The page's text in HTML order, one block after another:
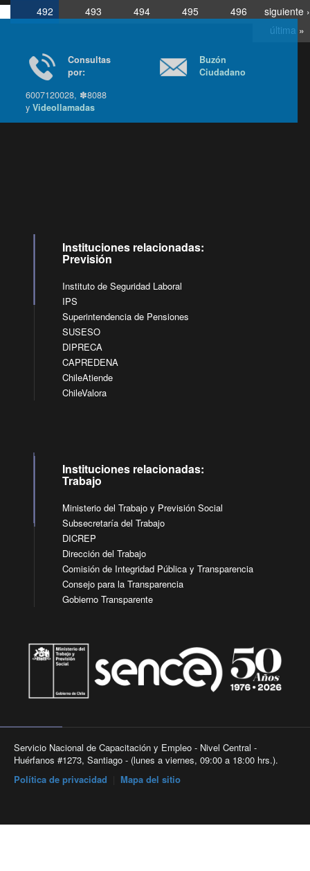
492
493 494 495 496
siguiente ›
última »
Consultas
por:
6007120028, ✽8088
yVideollamadas
Buzón
Ciudadano
Instituciones relacionadas:
Previsión
Instituto de Seguridad Laboral
IPS
Superintendencia de Pensiones
SUSESO
DIPRECA
CAPREDENA
ChileAtiende
ChileValora
Instituciones relacionadas:
Trabajo
Ministerio del Trabajo y Previsión Social
Subsecretaría del Trabajo
DICREP
Dirección del Trabajo
Comisión de Integridad Pública y Transparencia
Consejo para la Transparencia
Gobierno Transparente
Servicio Nacional de Capacitación y Empleo - Nivel Central -
Huérfanos #1273, Santiago - (lunes a viernes, 09:00 a 18:00 hrs.).
Política de privacidad
Mapa del sitio